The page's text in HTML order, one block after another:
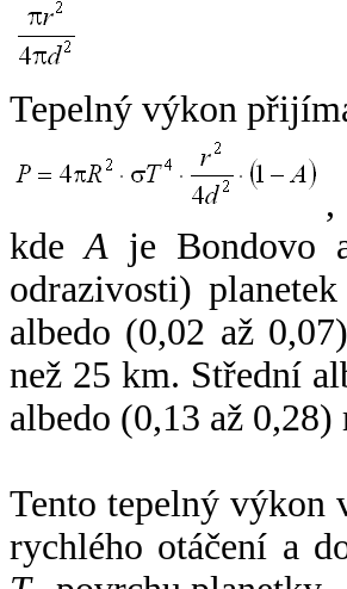
Tepelný výkon
,
kdeA je Bondovo
odrazivosti)
albedo (0,02 až
než 25 km. Střední
albedo (0,13 až
Tento tepelný výkon
rychlého otáčení a